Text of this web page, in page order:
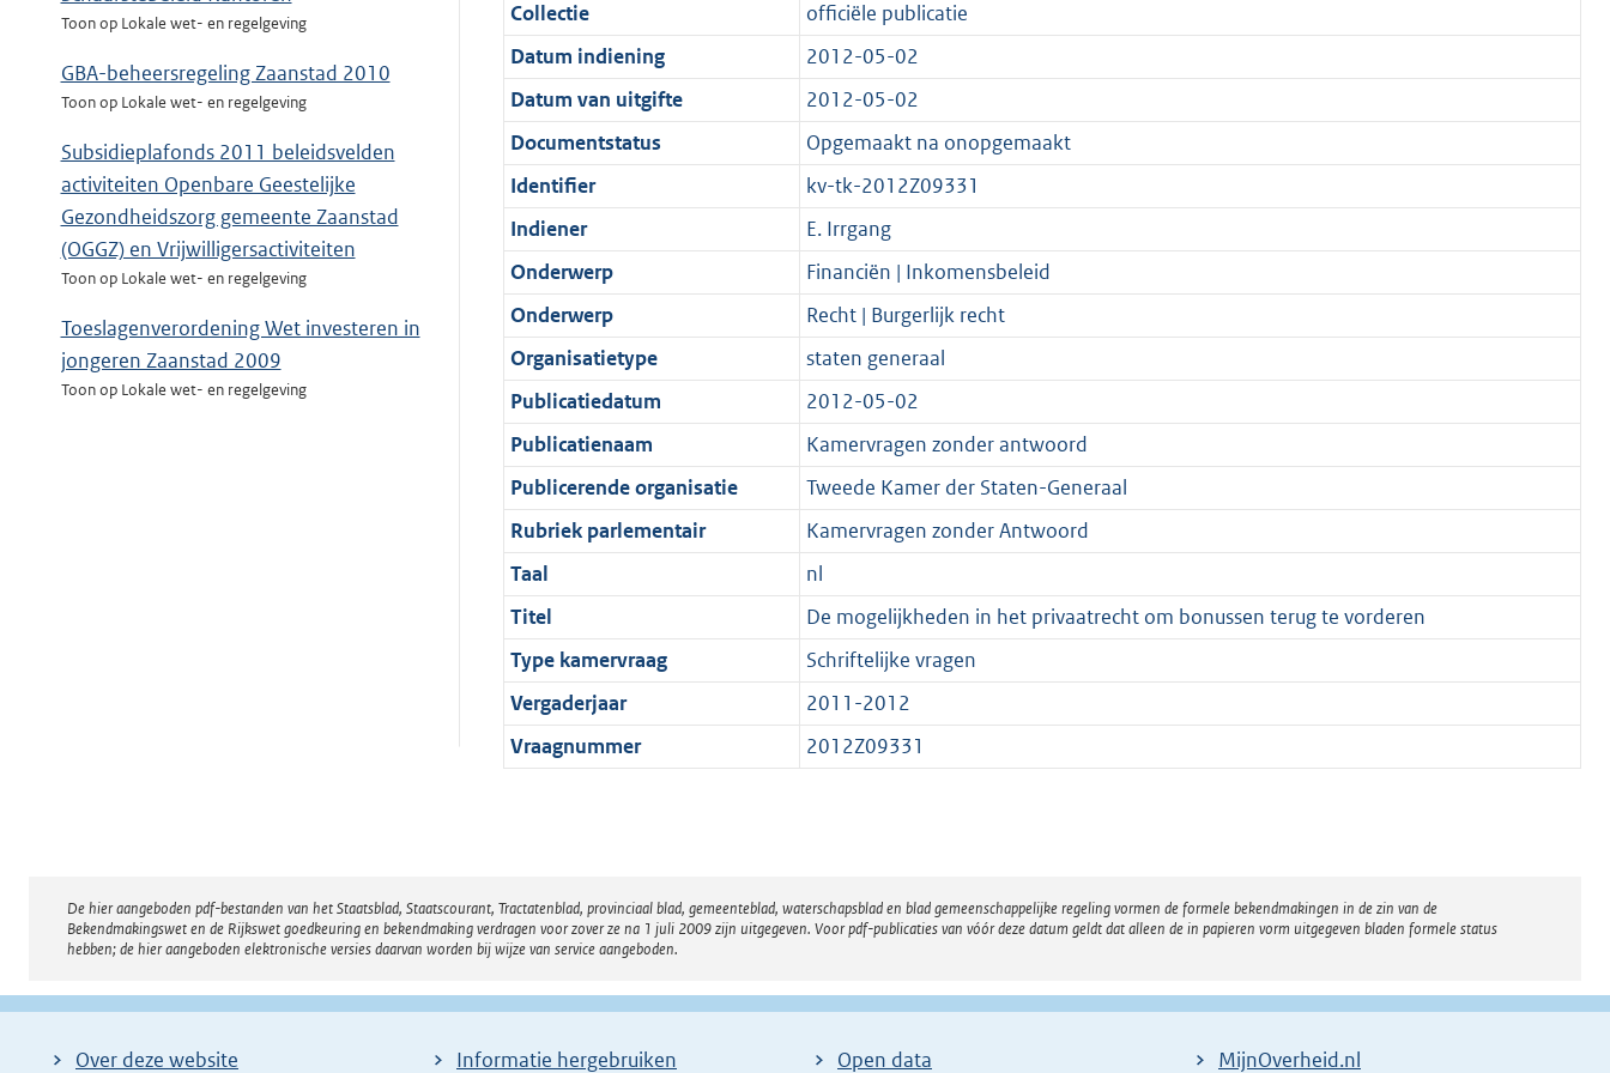
Toon op Lokale wet- en regelgeving
GBA-beheersregeling Zaanstad 2010
Toon op Lokale wet- en regelgeving
Subsidieplafonds 2011 beleidsvelden
activiteiten Openbare Geestelijke
Gezondheidszorg gemeente Zaanstad
(OGGZ) en Vrijwilligersactiviteiten
Toon op Lokale wet- en regelgeving
Toeslagenverordening Wet investeren in
jongeren Zaanstad 2009
Toon op Lokale wet- en regelgeving
i
e
i
n
f
o
r
m
a
a
t
3
9
K
b
t
i
e
i
n
f
o
r
m
a
a
t
:
7
K
b
a
t
i
e
i
n
f
o
r
m
a
a
t
e
:
3
K
b
c
a
t
i
e
i
n
f
o
r
m
a
a
t
t
e
:
2
K
b
r
t
K
g
t
2
Collectie
officiële publicatie
Datum indiening
2012-05-02
Datum van uitgifte
2012-05-02
Documentstatus
Opgemaakt na onopgemaakt
Identifier
kv-tk-2012Z09331
Indiener
E. Irrgang
Onderwerp
Financiën | Inkomensbeleid
Onderwerp
Recht | Burgerlijk recht
Organisatietype
staten generaal
Publicatiedatum
2012-05-02
Publicatienaam
Kamervragen zonder antwoord
Publicerende organisatie
Tweede Kamer der Staten-Generaal
Rubriek parlementair
Kamervragen zonder Antwoord
Taal
nl
Titel
De mogelijkheden in het privaatrecht om bonussen terug te vorderen
Type kamervraag
Schriftelijke vragen
Vergaderjaar
2011-2012
Vraagnummer
2012Z09331
Disclaimer
De hier aangeboden pdf-bestanden van het Staatsblad, Staatscourant, Tractatenblad, provinciaal blad, gemeenteblad, waterschapsblad en blad gemeenschappelijke regeling vormen de formele bekendmakingen in de zin van de
Bekendmakingswet en de Rijkswet goedkeuring en bekendmaking verdragen voor zover ze na 1 juli 2009 zijn uitgegeven. Voor pdf-publicaties van vóór deze datum geldt dat alleen de in papieren vorm uitgegeven bladen formele status
hebben; de hier aangeboden elektronische versies daarvan worden bij wijze van service aangeboden.
Over deze website Informatie hergebruiken Open data MijnOverheid.nl